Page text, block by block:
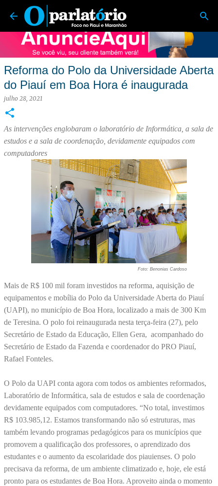
Pular para o conteúdo principal
O Parlatório | Foco no Piauí e Maranhão
Reforma do Polo da Universidade Aberta
do Piauí em Boa Hora é inaugurada
julho 28, 2021
As intervenções englobaram o laboratório de Informática, a sala de
estudos e a sala de coordenação, devidamente equipados com
computadores
Foto: Benonias Cardoso
Mais de R$ 100 mil foram investidos na reforma, aquisição de
equipamentos e mobília do Polo da Universidade Aberta do Piauí
(UAPI), no município de Boa Hora, localizado a mais de 300 Km
de Teresina. O polo foi reinaugurada nesta terça-feira (27), pelo
Secretário de Estado da Educação, Ellen Gera, acompanhado do
Secretário de Estado da Fazenda e coordenador do PRO Piauí,
Rafael Fonteles.
O Polo da UAPI conta agora com todos os ambientes reformados,
Laboratório de Informática, sala de estudos e sala de coordenação
devidamente equipados com computadores. “No total, investimos
R$ 103.985,12. Estamos transformando não só estruturas, mas
também levando programas pedagógicos para os municípios que
promovem a qualificação dos professores, o aprendizado dos
estudantes e o aumento da escolaridade dos piauienses. O polo
precisava da reforma, de um ambiente climatizado e, hoje, ele está
pronto para os estudantes de Boa Hora. Aproveito ainda o momento